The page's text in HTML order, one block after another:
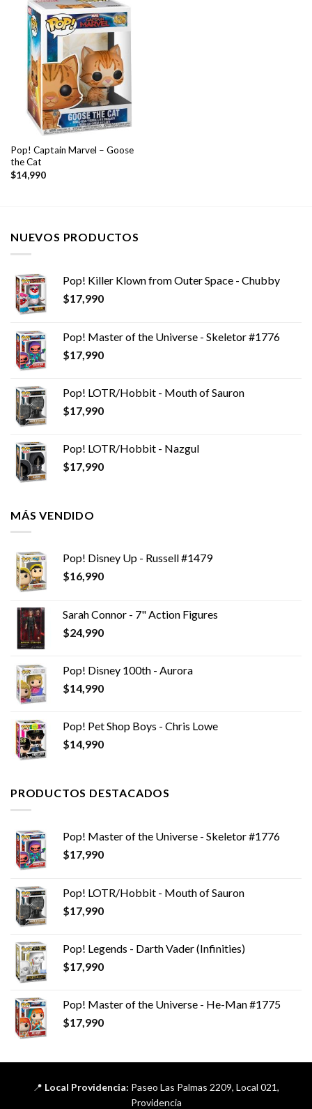
Pop! Captain Marvel – Goose
the Cat
$14,990
NUEVOS PRODUCTOS
Pop! Killer Klown from Outer Space - Chubby
$17,990
Pop! Master of the Universe - Skeletor #1776
$17,990
Pop! LOTR/Hobbit - Mouth of Sauron
$17,990
Pop! LOTR/Hobbit - Nazgul
$17,990
MÁS VENDIDO
Pop! Disney Up - Russell #1479
$16,990
Sarah Connor - 7" Action Figures
$24,990
Pop! Disney 100th - Aurora
$14,990
Pop! Pet Shop Boys - Chris Lowe
$14,990
PRODUCTOS DESTACADOS
Pop! Master of the Universe - Skeletor #1776
$17,990
Pop! LOTR/Hobbit - Mouth of Sauron
$17,990
Pop! Legends - Darth Vader (Infinities)
$17,990
Pop! Master of the Universe - He-Man #1775
$17,990
📍 Local Providencia: Paseo Las Palmas 2209, Local 021,
Providencia